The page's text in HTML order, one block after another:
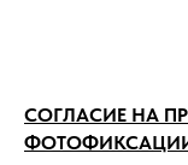
СОГЛАСИЕ НА